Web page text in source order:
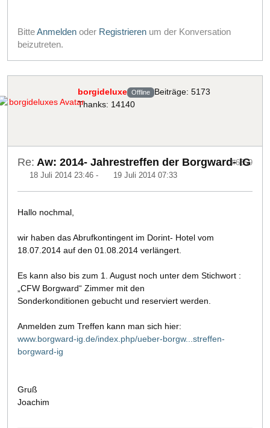
BitteAnmelden oder Registrieren um der Konversation
beizutreten.
borgideluxe Offline Beiträge: 5173
Thanks: 14140
Re: Aw: 2014- Jahrestreffen der Borgward- IG
18 Juli 2014 23:46 - 19 Juli 2014 07:33
#6859
Hallo nochmal,
wir haben das Abrufkontingent im Dorint- Hotel vom
18.07.2014 auf den 01.08.2014 verlängert.
Es kann also bis zum 1. August noch unter dem Stichwort :
„CFW Borgward“ Zimmer mit den
Sonderkonditionen gebucht und reserviert werden.
Anmelden zum Treffen kann man sich hier:
www.borgward-ig.de/index.php/ueber-borgw...streffen-
borgward-ig
Gruß
Joachim